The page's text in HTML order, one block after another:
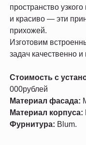
пространство
и красиво — эти
прихожей.
Изготовим
задач качественно и
Стоимость с
000рублей
Материал фасада:
Материал корпуса:
Фурнитура: Blum.